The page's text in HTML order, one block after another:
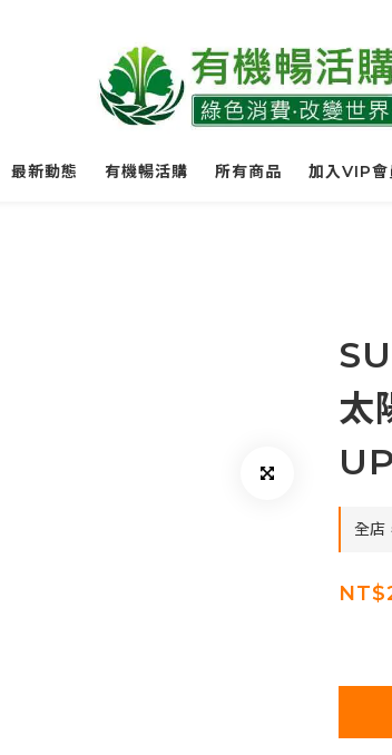
最新動態 有機暢活購 所有商品 加入VIP會
太
全店